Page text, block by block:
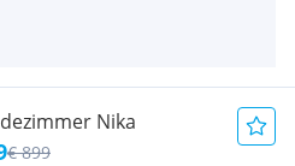
Nika
€ 899